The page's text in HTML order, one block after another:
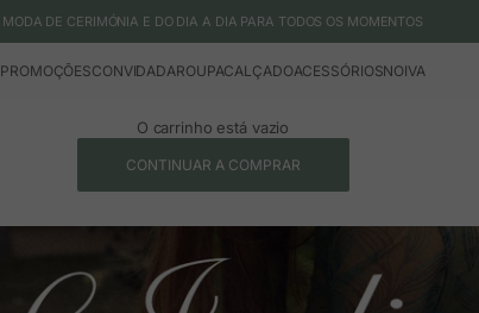
MODA DE CERIMÓNIA E DO DIA A DIA PARA TODOS OS MOMENTOS
PROMOÇÕESCONVIDADAROUPACALÇADOACESSÓRIOSNOIVA
O carrinho está vazio
CONTINUAR A COMPRAR